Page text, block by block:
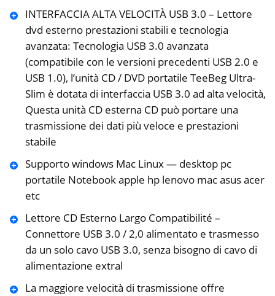
INTERFACCIA ALTA VELOCITÀ USB 3.0 – Lettore
dvd esterno prestazioni stabili e tecnologia
avanzata: Tecnologia USB 3.0 avanzata
(compatibile con le versioni precedenti USB 2.0 e
USB 1.0), l’unità CD / DVD portatile TeeBeg Ultra-
Slim è dotata di interfaccia USB 3.0 ad alta velocità,
Questa unità CD esterna CD può portare una
trasmissione dei dati più veloce e prestazioni
stabile
Supporto windows Mac Linux — desktop pc
portatile Notebook apple hp lenovo mac asus acer
etc
Lettore CD Esterno Largo Compatibilité –
Connettore USB 3.0 / 2,0 alimentato e trasmesso
da un solo cavo USB 3.0, senza bisogno di cavo di
alimentazione extral
La maggiore velocità di trasmissione offre